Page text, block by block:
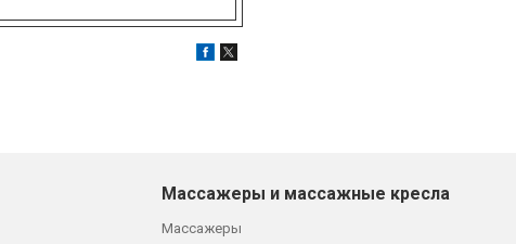
Массажеры и массажные кресла
Массажеры